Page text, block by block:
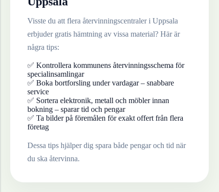
Visste du att flera återvinningscentraler i Uppsala
erbjuder gratis hämtning av vissa material? Här är
några tips:
✅ Kontrollera kommunens återvinningsschema för
specialinsamlingar
✅ Boka bortforsling under vardagar – snabbare
service
✅ Sortera elektronik, metall och möbler innan
bokning – sparar tid och pengar
✅ Ta bilder på föremålen för exakt offert från flera
företag
Dessa tips hjälper dig spara både pengar och tid när
du ska återvinna.